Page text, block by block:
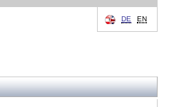
DE EN